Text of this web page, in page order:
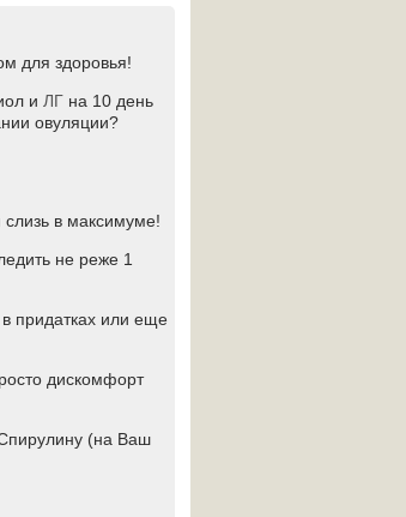
для здоровья!
и ЛГ на 10 день
овуляции?
в максимуме!
не реже 1
придатках или еще
дискомфорт
(на Ваш